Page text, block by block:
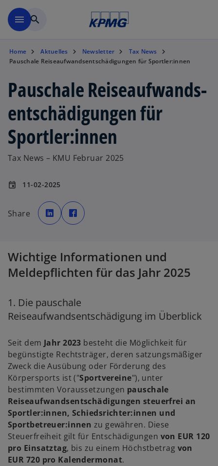
menu search
Home Aktuelles Newsletter
Tax News
Pauschale Reiseaufwands­entschädigungen für Sportler:innen
Pauschale Reiseaufwands­
entschädigungen für
Sportler:innen
Tax News – KMU Februar 2025
event 11-02-2025
Share
w
i
r
d
e
r
e
u
R
e
g
i
s
k
r
t
e
g
e
ö
f
n
t
i
r
e
r
e
u
i
s
r
k
r
e
g
e
ö
f
n
e
t
Wichtige Informationen und
Meldepflichten für das Jahr 2025
1. Die pauschale
Reiseaufwandsentschädigung im Überblick
Seit dem Jahr 2023 besteht die Möglichkeit für
begünstigte Rechtsträger, deren satzungsmäßiger
Zweck die Ausübung oder Förderung des
Körpersports ist ("Sportvereine"), unter
bestimmten Voraussetzungen pauschale
Reiseaufwandsentschädigungen steuerfrei an
Sportler:innen, Schiedsrichter:innen und
Sportbetreuer:innen zu gewähren. Diese
Steuerfreiheit gilt für Entschädigungen von EUR 120
pro Einsatztag, bis zu einem Höchstbetrag von
EUR 720 pro Kalendermonat.